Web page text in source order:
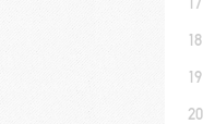
18
19
20